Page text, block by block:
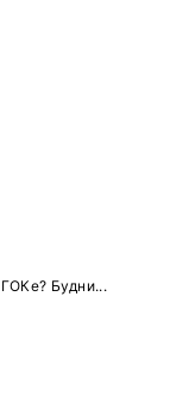
Будни...